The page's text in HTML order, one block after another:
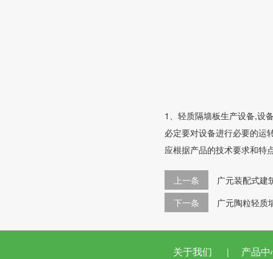
1、轻质隔墙板生产设备,设
必定要对设备进行必要的运
应根据产品的技术要求和特
上一条
广元装配式建
下一条
广元陶粒轻质
关于我们 | 产品